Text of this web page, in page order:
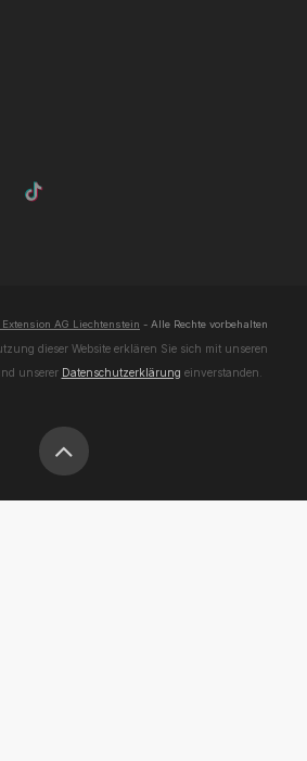
Extension AG Liechtenstein - Alle Rechte vorbehalten
dieser Website erklären Sie sich mit unseren
unserer Datenschutzerklärung einverstanden.